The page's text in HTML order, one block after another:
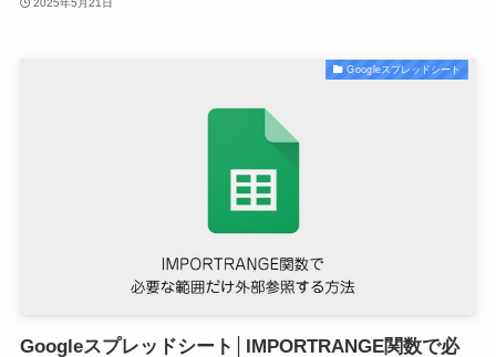
2025年5月21日
Googleスプレッドシート
Googleスプレッドシート│IMPORTRANGE関数で必